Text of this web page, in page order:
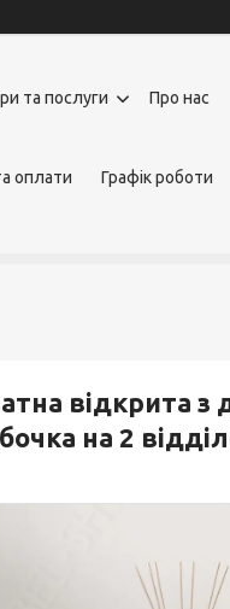
та послуги Про нас
оплати Графік роботи
відкрита
на 2